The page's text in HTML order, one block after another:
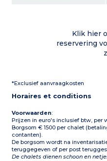
capsule koffiezetapparaat,
broodrooster, kookplaat)
6 slaapkamers:elk met
- 1 slaapkamer met 4
cm)
bubbelbad
Klik hier
reservering
*Exclusief aanvraagkosten
Horaires et conditions
Voorwaarden:
Prijzen in euro's inclusief btw, per
Borgsom € 1500 per chalet
contanten).
De borgsom wordt na
teruggegeven of per post
De chalets dienen schoon en